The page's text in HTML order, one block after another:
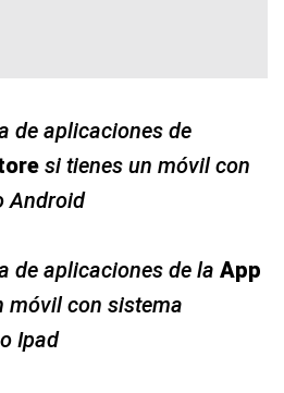
de aplicaciones de
si tienes un móvil con
Android
de aplicaciones de la App
móvil con sistema
Ipad